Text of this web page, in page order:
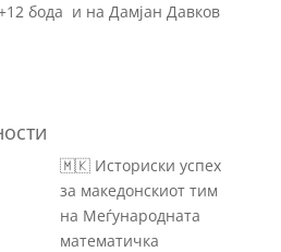
бода и на Дамјан Давков
🇲🇰 Историски успех
за македонскиот тим
на Меѓународната
математичка